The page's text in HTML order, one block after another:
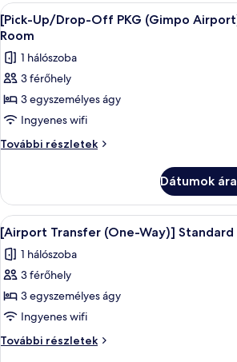
A
következő
szoba
összes
képének
megtekintése:
[Pick-
Up/Drop-
(Gimpo
Airport)]
Standard
Triple
Room
Prémium
3
[Pick-Up/Drop-Off PKG (Gimpo
Room
1 hálószoba
3 férőhely
3 egyszemélyes ágy
Ingyenes wifi
További részletek
[Pick-
(Gimpo
Airport)]
Standard
Triple
Room
további
Dátumok
A
következő
szoba
összes
képének
megtekintése:
[Airport
Transfer
Prémium
3
[Airport Transfer (One-Way)] Standard
1 hálószoba
3 férőhely
3 egyszemélyes ágy
Ingyenes wifi
További részletek
[Airport